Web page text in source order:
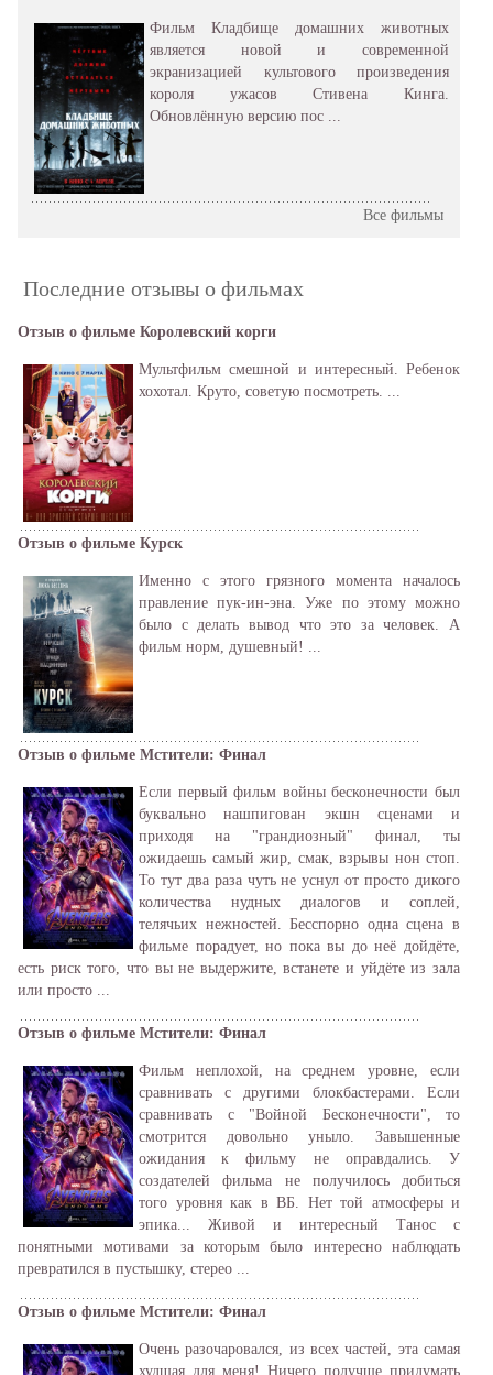
Фильм Кладбище домашних животных
является новой и современной
экранизацией культового произведения
короля ужасов Стивена Кинга.
Обновлённую версию пос ...
Все фильмы
Последние отзывы о фильмах
Отзыв о фильме Королевский корги
Мультфильм смешной и интересный. Ребенок
хохотал. Круто, советую посмотреть. ...
Отзыв о фильме Курск
Именно с этого грязного момента началось
правление пук-ин-эна. Уже по этому можно
было с делать вывод что это за человек. А
фильм норм, душевный! ...
Отзыв о фильме Мстители: Финал
Если первый фильм войны бесконечности был
буквально нашпигован экшн сценами и
приходя на "грандиозный" финал, ты
ожидаешь самый жир, смак, взрывы нон стоп.
То тут два раза чуть не уснул от просто дикого
количества нудных диалогов и соплей,
телячьих нежностей. Бесспорно одна сцена в
фильме порадует, но пока вы до неё дойдёте,
есть риск того, что вы не выдержите, встанете и уйдёте из зала
или просто ...
Отзыв о фильме Мстители: Финал
Фильм неплохой, на среднем уровне, если
сравнивать с другими блокбастерами. Если
сравнивать с "Войной Бесконечности", то
смотрится довольно уныло. Завышенные
ожидания к фильму не оправдались. У
создателей фильма не получилось добиться
того уровня как в ВБ. Нет той атмосферы и
эпика... Живой и интересный Танос с
понятными мотивами за которым было интересно наблюдать
превратился в пустышку, стерео ...
Отзыв о фильме Мстители: Финал
Очень разочаровался, из всех частей, эта самая
худшая для меня! Ничего получше придумать